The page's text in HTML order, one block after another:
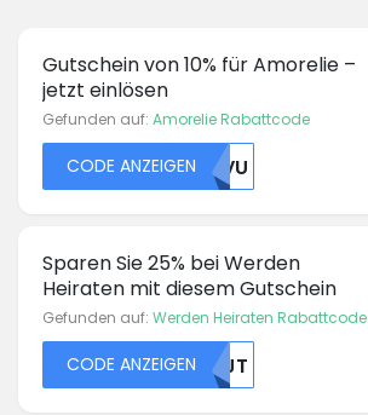
Gutschein von 10% für Amorelie –
jetzt einlösen
Gefunden auf: Amorelie Rabattcode
CODE ANZEIGEN UKVU
Sparen Sie 25% bei Werden
Heiraten mit diesem Gutschein
Gefunden auf: Werden Heiraten Rabattcode
CODE ANZEIGEN NTJT